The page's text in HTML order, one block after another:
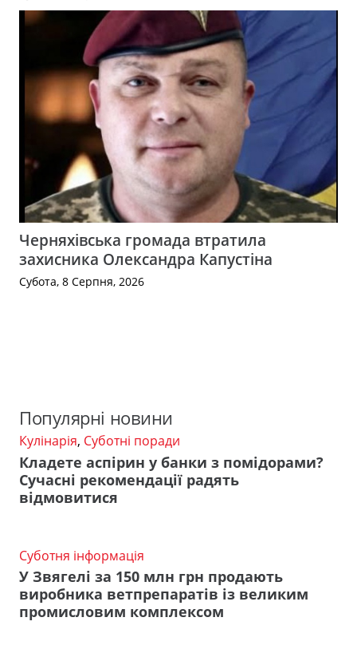
Черняхівська громада втратила
захисника Олександра Капустіна
Субота, 8 Серпня, 2026
Популярні новини
Кулінарія, Суботні поради
Кладете аспірин у банки з помідорами?
Сучасні рекомендації радять
відмовитися
Суботня інформація
У Звягелі за 150 млн грн продають
виробника ветпрепаратів із великим
промисловим комплексом